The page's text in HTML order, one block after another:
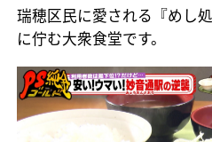
瑞穂区民に愛される『めし
に佇む大衆食堂です。